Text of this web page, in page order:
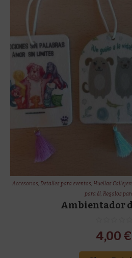
Accesorios, Detalles para eventos, Huellas
para él, Regalos
Ambientador
4,00 €